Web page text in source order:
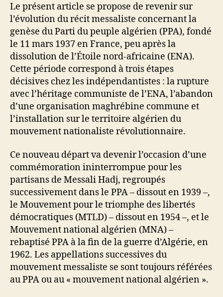
Le présent article se propose de revenir sur
l’évolution du récit messaliste concernant la
genèse du Parti du peuple algérien (PPA), fondé
le 11 mars 1937 en France, peu après la
dissolution de l’Étoile nord-africaine (ENA).
Cette période correspond à trois étapes
décisives chez les indépendantistes : la rupture
avec l’héritage communiste de l’ENA, l’abandon
d’une organisation maghrébine commune et
l’installation sur le territoire algérien du
mouvement nationaliste révolutionnaire.
Ce nouveau départ va devenir l’occasion d’une
commémoration ininterrompue pour les
partisans de Messali Hadj, regroupés
successivement dans le PPA – dissout en 1939 –,
le Mouvement pour le triomphe des libertés
démocratiques (MTLD) – dissout en 1954 –, et le
Mouvement national algérien (MNA) –
rebaptisé PPA à la fin de la guerre d’Algérie, en
1962. Les appellations successives du
mouvement messaliste se sont toujours référées
au PPA ou au « mouvement national algérien ».